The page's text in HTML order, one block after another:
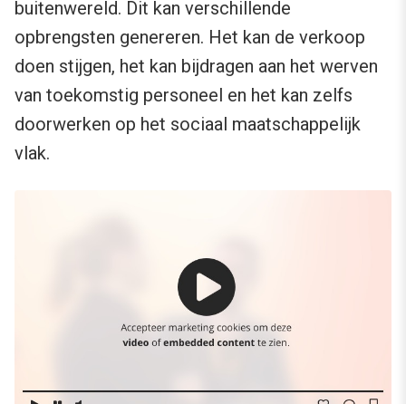
buitenwereld. Dit kan verschillende
opbrengsten genereren. Het kan de verkoop
doen stijgen, het kan bijdragen aan het werven
van toekomstig personeel en het kan zelfs
doorwerken op het sociaal maatschappelijk
vlak.